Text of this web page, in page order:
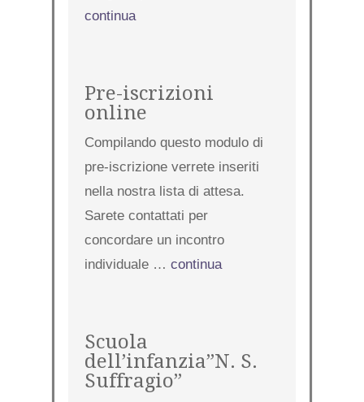
continua
Pre-iscrizioni
online
Compilando questo modulo di
pre-iscrizione verrete inseriti
nella nostra lista di attesa.
Sarete contattati per
concordare un incontro
individuale … continua
Scuola
dell’infanzia”N. S.
Suffragio”